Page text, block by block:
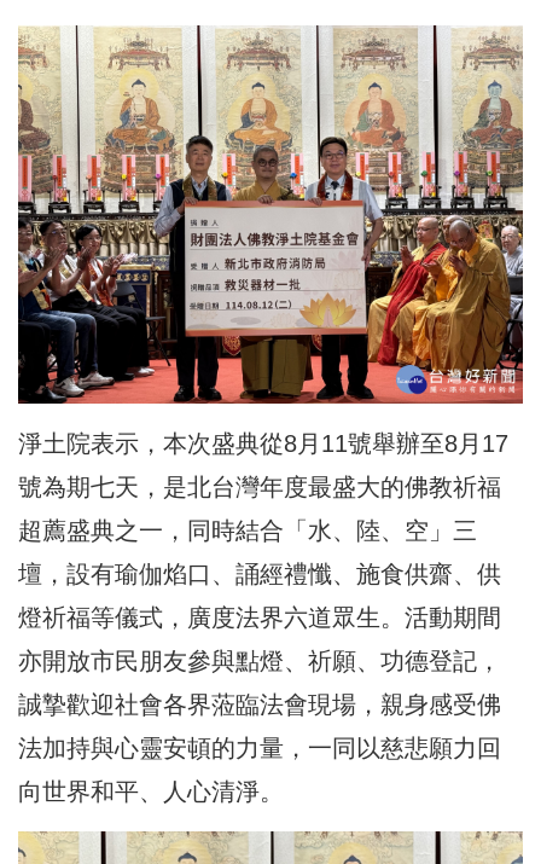
淨土院表示，本次盛典從8月11號舉辦至8月17
號為期七天，是北台灣年度最盛大的佛教祈福
超薦盛典之一，同時結合「水、陸、空」三
壇，設有瑜伽焰口、誦經禮懺、施食供齋、供
燈祈福等儀式，廣度法界六道眾生。活動期間
亦開放市民朋友參與點燈、祈願、功德登記，
誠摯歡迎社會各界蒞臨法會現場，親身感受佛
法加持與心靈安頓的力量，一同以慈悲願力回
向世界和平、人心清淨。